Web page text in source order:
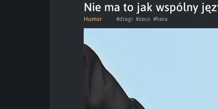
Nie ma to jak wspólny
Humor #dragi #zeus #hera